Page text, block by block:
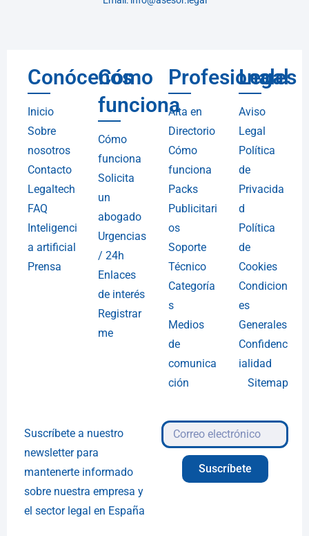
Conócenos
Inicio
Sobre
nosotros
Contacto
Legaltech
FAQ
Inteligenci
a artificial
Prensa
Cómo
funciona
Cómo
funciona
Solicita
un
abogado
Urgencias
/ 24h
Enlaces
de interés
Registrar
me
Profesionales
Alta en
Directorio
Cómo
funciona
Packs
Publicitari
os
Soporte
Técnico
Categoría
s
Medios
de
comunica
ción
Legal
Aviso
Legal
Política
de
Privacida
d
Política
de
Cookies
Condicion
es
Generales
Confidenc
ialidad
Sitemap
Suscríbete a nuestro
newsletter para
mantenerte informado
sobre nuestra empresa y
el sector legal en España
Suscríbete